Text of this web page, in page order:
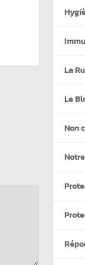
La
Le
Non